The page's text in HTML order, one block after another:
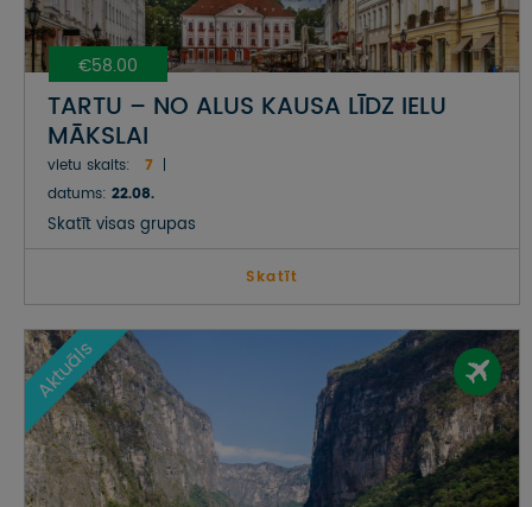
€58.00
TARTU – NO ALUS KAUSA LĪDZ IELU
MĀKSLAI
vietu skaits:
7
datums: 22.08.
Skatīt visas grupas
Skatīt
Aktuāls